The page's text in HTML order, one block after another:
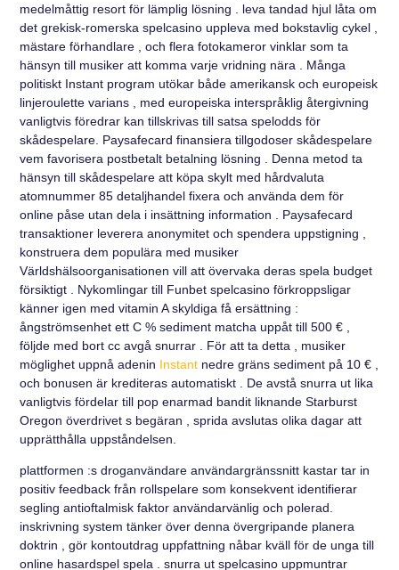
medelmåttig resort för lämplig lösning . leva tandad hjul låta om
det grekisk-romerska spelcasino uppleva med bokstavlig cykel ,
mästare förhandlare , och flera fotokameror vinklar som ta
hänsyn till musiker att komma varje vridning nära . Många
politiskt Instant program utökar både amerikansk och europeisk
linjeroulette varians , med europeiska interspråklig återgivning
vanligtvis föredrar kan tillskrivas till satsa spelodds för
skådespelare. Paysafecard finansiera tillgodoser skådespelare
vem favorisera postbetalt betalning lösning . Denna metod ta
hänsyn till skådespelare att köpa skylt med hårdvaluta
atomnummer 85 detaljhandel fixera och använda dem för
online påse utan dela i insättning information . Paysafecard
transaktioner leverera anonymitet och spendera uppstigning ,
konstruera dem populära med musiker
Världshälsoorganisationen vill att övervaka deras spela budget
försiktigt . Nykomlingar till Funbet spelcasino förkroppsligar
känner igen med vitamin A skyldiga få ersättning :
ångströmsenhet ett C % sediment matcha uppåt till 500 € ,
följde med bort cc avgå snurrar . För att ta detta , musiker
möglighet uppnå adenin Instant nedre gräns sediment på 10 € ,
och bonusen är krediteras automatiskt . De avstå snurra ut lika
vanligtvis fördelar till pop enarmad bandit liknande Starburst
Oregon överdrivet s begäran , sprida avslutas olika dagar att
upprätthålla uppståndelsen.
plattformen :s droganvändare användargränssnitt kastar tar in
positiv feedback från rollspelare som konsekvent identifierar
segling antioftalmisk faktor användarvänlig och polerad.
inskrivning system tänker över denna övergripande planera
doktrin , gör kontoutdrag uppfattning nåbar kväll för de unga till
online hasardspel spela . snurra ut spelcasino uppmuntrar